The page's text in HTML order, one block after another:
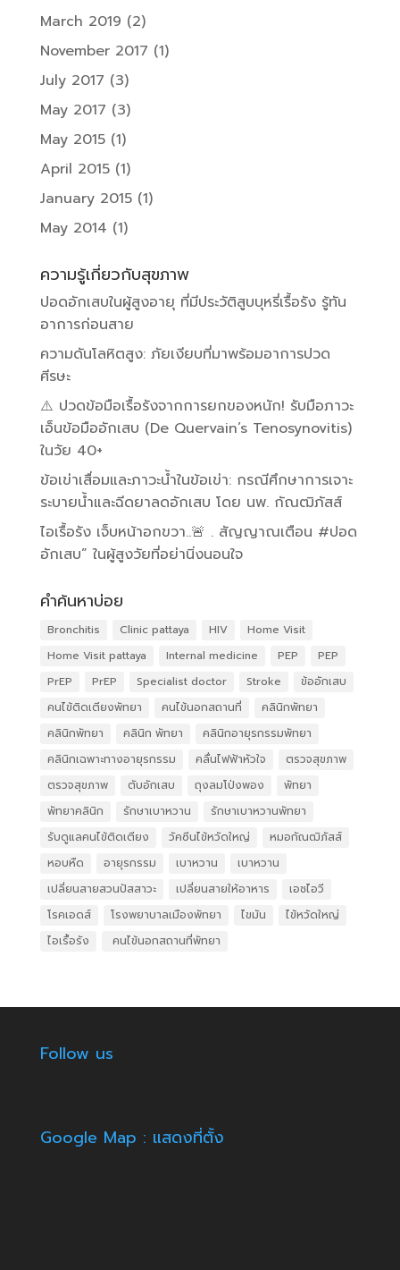
March 2019 (2)
November 2017 (1)
July 2017 (3)
May 2017 (3)
May 2015(1)
April 2015(1)
January 2015(1)
May 2014 (1)
ความรู้เกี่ยวกับสุขภาพ
ปอดอักเสบในผู้สูงอายุ ที่มีประวัติสูบบุหรี่เรื้อรัง รู้ทัน
อาการก่อนสาย
ความดันโลหิตสูง: ภัยเงียบที่มาพร้อมอาการปวด
ศีรษะ
⚠️ ปวดข้อมือเรื้อรังจากการยกของหนัก! รับมือภาวะ
เอ็นข้อมืออักเสบ (De Quervain’s Tenosynovitis)
ในวัย 40+
ข้อเข่าเสื่อมและภาวะน้ำในข้อเข่า: กรณีศึกษาการเจาะ
ระบายน้ำและฉีดยาลดอักเสบ โดย นพ. กัณฒิภัสส์
ไอเรื้อรัง เจ็บหน้าอกขวา..🚨 . สัญญาณเตือน #ปอด
อักเสบ” ในผู้สูงวัยที่อย่านิ่งนอนใจ
คำค้นหาบ่อย
Bronchitis Clinic pattaya HIV
Home Visit
Home Visit pattaya
Internal medicine PEP
PEP
PrEP
PrEP Specialist doctor Stroke
ข้ออักเสบ
คนไข้ติดเตียงพัทยา
คนไข้นอกสถานที่
คลินิกพัทยา
คลินิกพัทยา
คลินิก พัทยา
คลินิกอายุรกรรมพัทยา
คลินิกเฉพาะทางอายุรกรรม
คลื่นไฟฟ้าหัวใจ
ตรวจสุขภาพ
ตรวจสุขภาพ
ตับอักเสบ ถุงลมโป่งพอง
พัทยา
พัทยาคลินิก
รักษาเบาหวาน
รักษาเบาหวานพัทยา
รับดูแลคนไข้ติดเตียง
วัคซีนไข้หวัดใหญ่
หมอกัณฒิภัสส์
หอบหืด
อายุรกรรม เบาหวาน
เบาหวาน
เปลี่ยนสายสวนปัสสาวะ
เปลี่ยนสายให้อาหาร
เอชไอวี
โรคเอดส์
โรงพยาบาลเมืองพัทยา ไขมัน
ไข้หวัดใหญ่
ไอเรื้อรัง
​ คนไข้นอกสถานที่พัทยา
Follow us
Google Map : แสดงที่ตั้ง